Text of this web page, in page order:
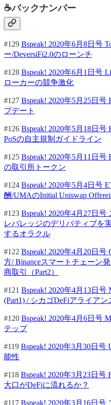
☕バックナンバー
#129 Bspeak! 2020年6月8日号
ー/DeversiFi2.0のローンチ
#128 Bspeak! 2020年6月1日号
ローカーの競争激化
#127 Bspeak! 2020年5月25日
プデート
#126 Bspeak! 2020年5月18日号
PoSの自主規制ガイドライン
#125 Bspeak! 2020年5月11日号
の取引所トークン
#124 Bspeak! 2020年5月4日号
酬/UMAのInitial Uniswap
#123 Bspeak! 2020年4月27日
レバレッジのデリバティブを
するオラクル
#122 Bspeak! 2020年4月20日
方/ Binanceスマートチェーン
商取引（Part2）
#121 Bspeak! 2020年4月13日号
(Part1) / シカゴDeFiアライアン
#120 Bspeak! 2020年4月6日号
テップ
#119 Bspeak! 2020年3月30日
能性
#118 Bspeak! 2020年3月23日号
大口がDeFiに流れるか？
#117 Bspeak! 2020年3月16日号